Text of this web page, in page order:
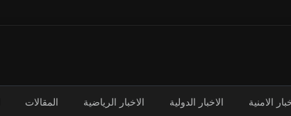
الامنية الاخبار الدولية الاخبار الرياضية المقالات